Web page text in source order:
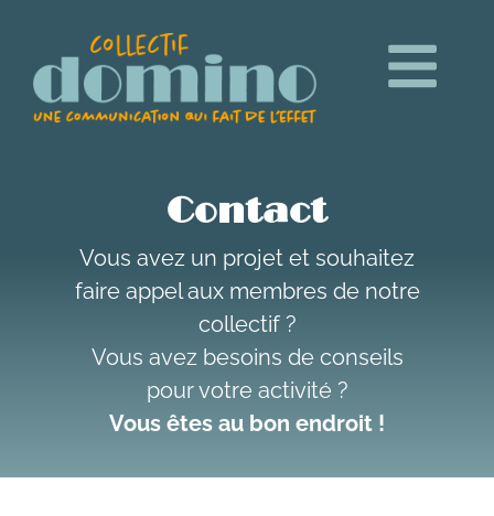
Contact
Vous avez un projet et souhaitez
faire appel aux membres de notre
collectif ?
Vous avez besoins de conseils
pour votre activité ?
Vous êtes au bon endroit !